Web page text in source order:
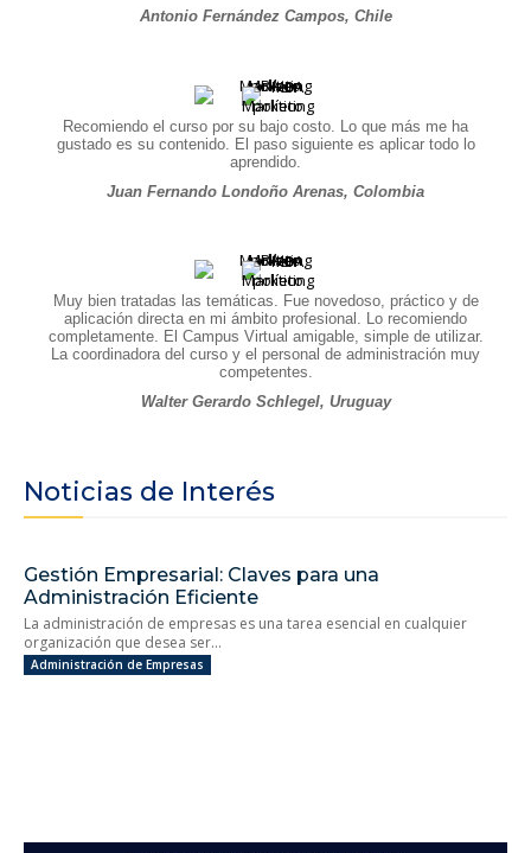
Antonio Fernández Campos, Chile
Recomiendo el curso por su bajo costo. Lo que más me ha
gustado es su contenido. El paso siguiente es aplicar todo lo
aprendido.
Juan Fernando Londoño Arenas, Colombia
Muy bien tratadas las temáticas. Fue novedoso, práctico y de
aplicación directa en mi ámbito profesional. Lo recomiendo
completamente. El Campus Virtual amigable, simple de utilizar.
La coordinadora del curso y el personal de administración muy
competentes.
Walter Gerardo Schlegel, Uruguay
Noticias de Interés
Gestión Empresarial: Claves para una
Administración Eficiente
La administración de empresas es una tarea esencial en cualquier
organización que desea ser...
Administración de Empresas